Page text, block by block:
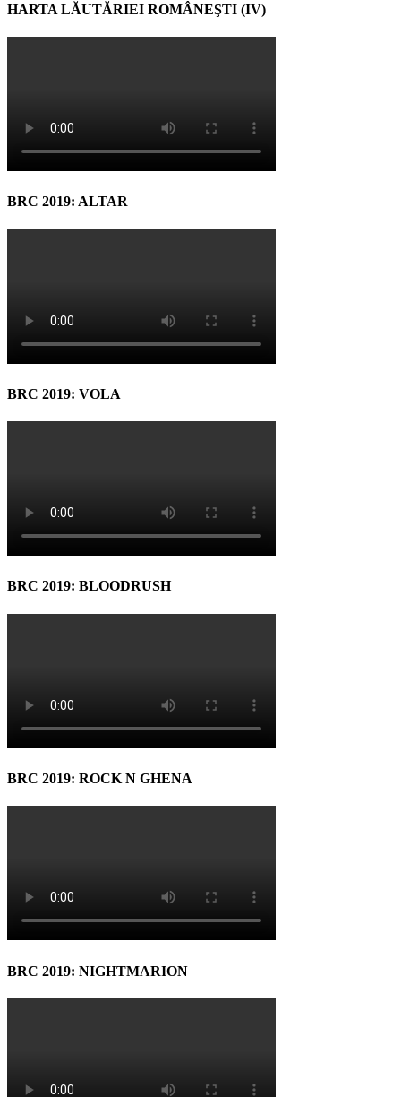
HARTA LĂUTĂRIEI ROMÂNEŞTI (IV)
BRC 2019: ALTAR
BRC 2019: VOLA
BRC 2019: BLOODRUSH
BRC 2019: ROCK N GHENA
BRC 2019: NIGHTMARION